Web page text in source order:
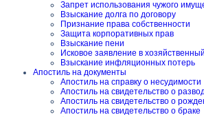
Запрет использования чужого
Взыскание долга по договору
Признание права собственности
Защита корпоративных прав
Взыскание пени
Исковое заявление в
Взыскание инфляционных потерь
Апостиль на документы
Апостиль на справку о несудимости
Апостиль на свидетельство о
Апостиль на свидетельство о
Апостиль на свидетельство о браке